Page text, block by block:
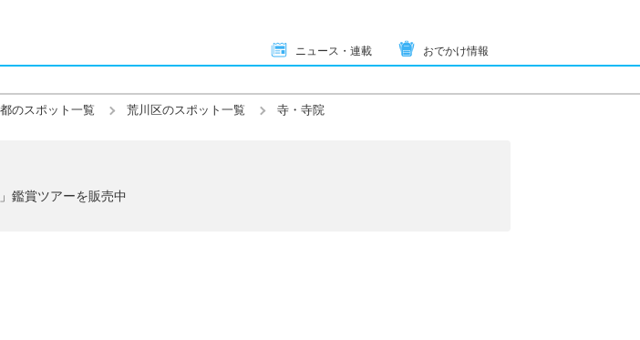
ニュース・連載 おでかけ情報
のスポット一覧 荒川区のスポット一覧 寺・寺院
鑑賞ツアーを販売中